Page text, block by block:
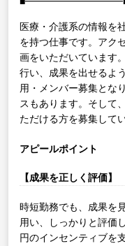
医療・介護系の情報を
を持つ仕事です。アク
画をいただいています
行い、成果を出せるよ
用・メンバー募集とな
スもあります。そして
ただける方を募集して
アピールポイント
【成果を正しく評価】
時短勤務でも、成果を
用い、しっかりと評価
円のインセンティブを